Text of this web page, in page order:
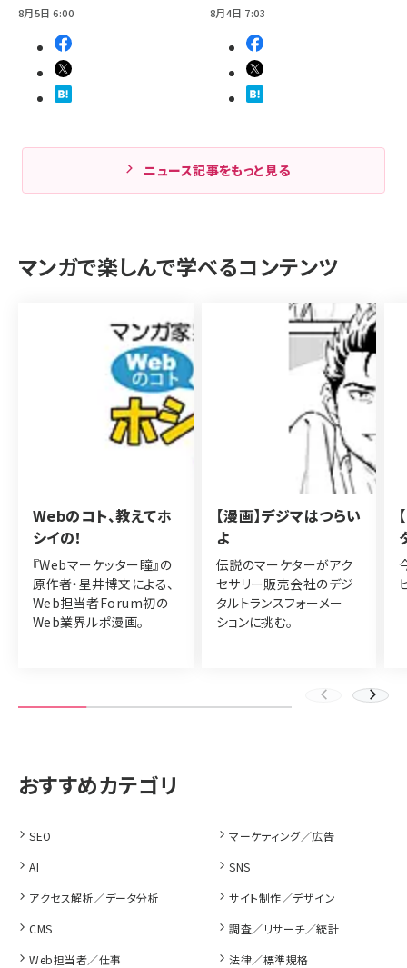
8月5日 6:00 8月4日 7:03
ニュース記事をもっと見る
マンガで楽しんで学べるコンテンツ
Webのコト、教えてホ
シイの！
『Webマーケッター瞳』の
原作者・星井博文による、
Web担当者Forum初の
Web業界ルポ漫画。
【漫画】デジマはつらい
よ
伝説のマーケターがアク
セサリー販売会社のデジ
タルトランスフォーメー
ションに挑む。
SEO
マーケティング／広告
AI
SNS
アクセス解析／データ分析
サイト制作／デザイン
CMS
調査／リサーチ／統計
Web担当者／仕事
法律／標準規格